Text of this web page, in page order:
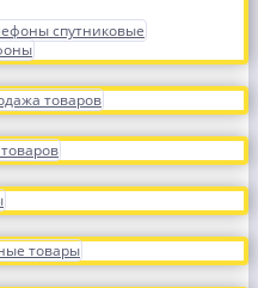
спутниковые
товаров
товары